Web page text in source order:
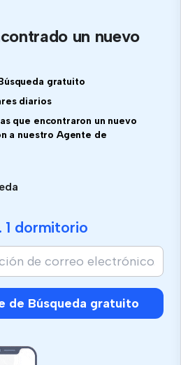
un nuevo
gratuito
diarios
que encontraron un nuevo
a nuestro Agente de
1 dormitorio
de Búsqueda gratuito